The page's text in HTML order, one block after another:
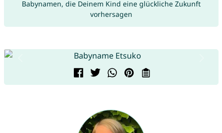
Babynamen, die Deinem Kind eine glückliche Zukunft
vorhersagen